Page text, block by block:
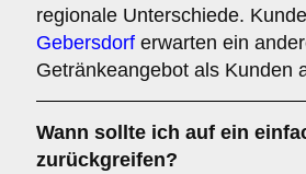
regionale Unterschiede.
Gebersdorf erwarten ein
Getränkeangebot als Kunden
Wann sollte ich auf ein
zurückgreifen?